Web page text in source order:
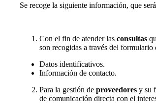
Se recoge la siguiente información, que
Con el fin de atender las consultas
son recogidas a través del formulario
Datos identificativos.
Información de contacto.
Para la gestión de proveedores y su
de comunicación directa con el